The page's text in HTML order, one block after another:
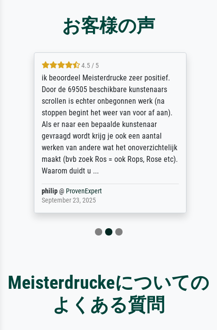
お客様の声
4.5 / 5
ik beoordeel Meisterdrucke zeer positief.
Door de 69505 beschikbare kunstenaars
scrollen is echter onbegonnen werk (na
stoppen begint het weer van voor af aan).
Als er naar een bepaalde kunstenaar
gevraagd wordt krijg je ook een aantal
werken van andere wat het onoverzichtelijk
maakt (bvb zoek Ros = ook Rops, Rose etc).
Waarom duidt u ...
philip@ ProvenExpert
September 23, 2025
Meisterdruckeについての
よくある質問